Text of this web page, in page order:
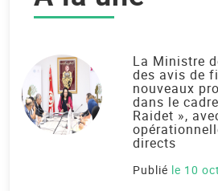
La Ministre
des avis de
nouveaux
dans le
Raidet »,
directs
Publié le 10